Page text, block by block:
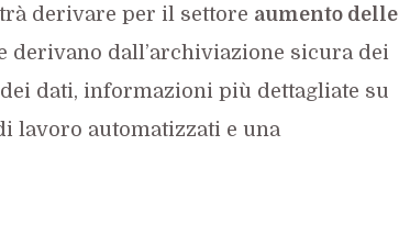
derivare per il settore aumento delle
derivano ​​dall’archiviazione sicura dei
dati, informazioni più dettagliate su
lavoro automatizzati e una